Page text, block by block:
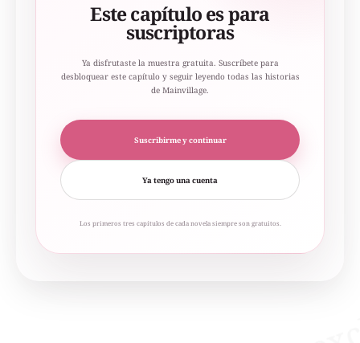
Este capítulo es para
suscriptoras
Ya disfrutaste la muestra gratuita. Suscríbete para
desbloquear este capítulo y seguir leyendo todas las historias
de Mainvillage.
Suscribirme y continuar
Ya tengo una cuenta
Los primeros tres capítulos de cada novela siempre son gratuitos.